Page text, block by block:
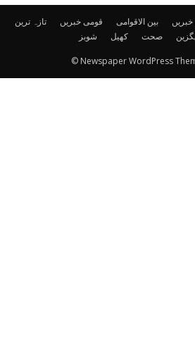
تازہ ترین قومی خبریں بین الاقوامی خبریں
شوبز
کھیل صحت
© Newspaper WordPress